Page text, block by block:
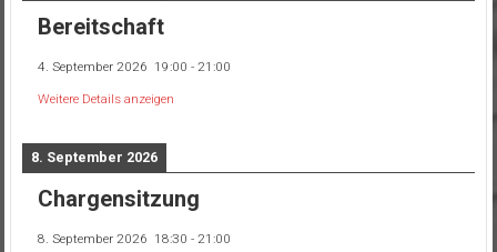
Bereitschaft
4. September 2026 19:00 - 21:00
Weitere Details anzeigen
8. September 2026
Chargensitzung
8. September 2026 18:30 - 21:00